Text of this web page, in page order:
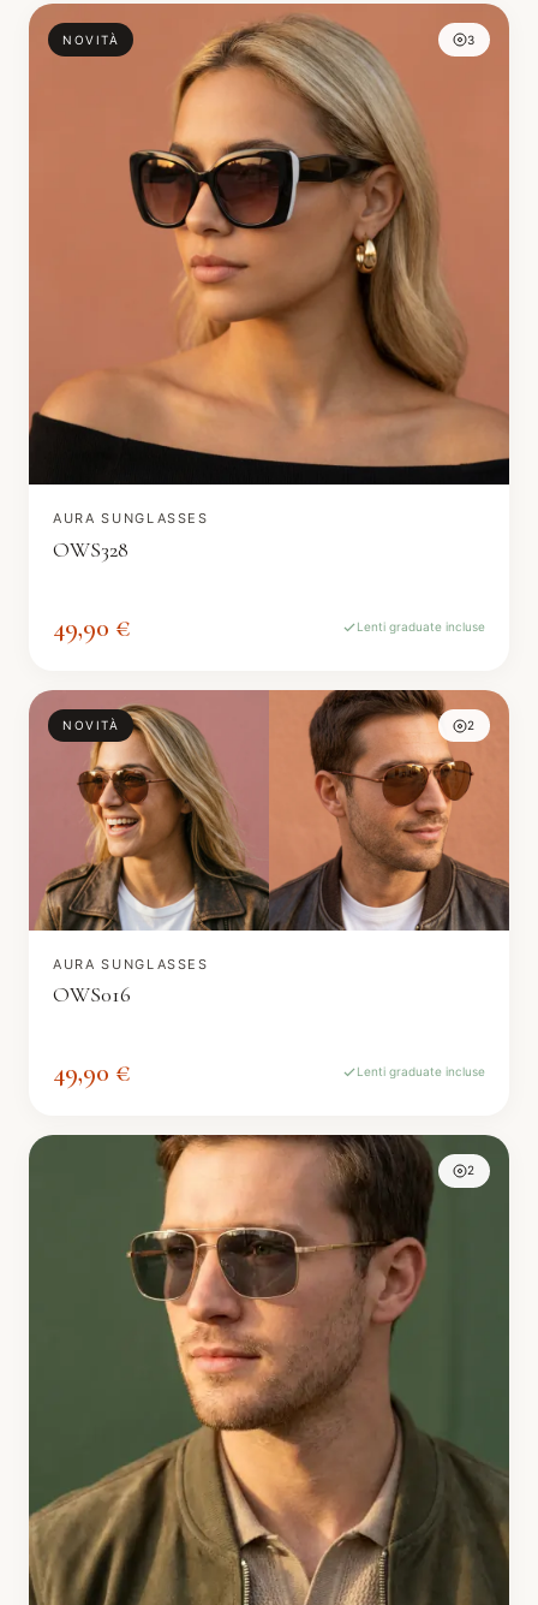
NOVITÀ 3
AURA SUNGLASSES
OWS328
49,90 € Lenti graduate incluse
NOVITÀ 2
AURA SUNGLASSES
OWS016
49,90 € Lenti graduate incluse
2